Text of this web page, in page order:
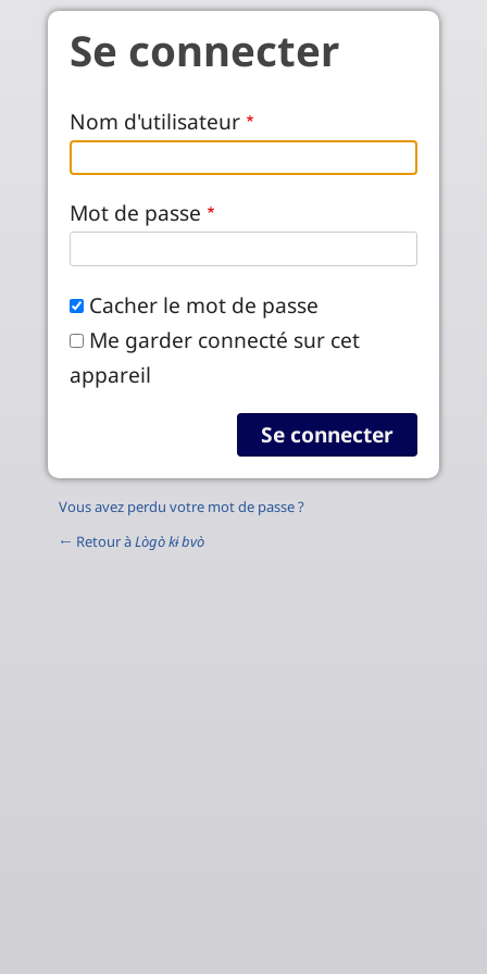
Aller au contenu principal
Se connecter
Nom d'utilisateur
Mot de passe
Cacher le mot de passe
Me garder connecté sur cet
appareil
Vous avez perdu votre mot de passe ?
← Retour àLògò kɨ bvò